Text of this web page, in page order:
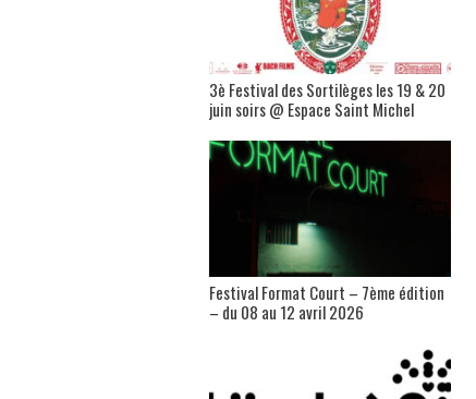
3è Festival des Sortilèges les 19 & 20
juin soirs @ Espace Saint Michel
Festival Format Court – 7ème édition
– du 08 au 12 avril 2026